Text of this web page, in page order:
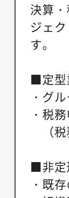
決算
ジェ
す。
■定型
・グ
・税
（税
■非定
・既